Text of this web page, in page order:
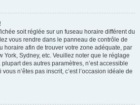
soit réglée sur un fuseau horaire différent du
vous rendre dans le panneau de contrôle de
horaire afin de trouver votre zone adéquate, par
York, Sydney, etc. Veuillez noter que le réglage
des autres paramètres, n’est accessible
n’êtes pas inscrit, c’est l’occasion idéale de